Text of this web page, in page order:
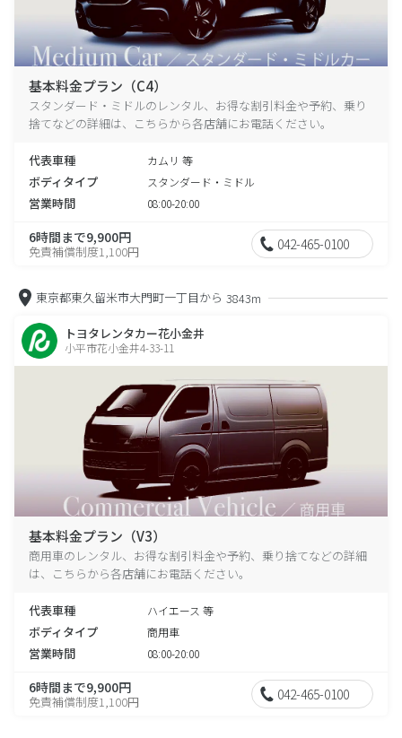
基本料金プラン（C4）
スタンダード・ミドルのレンタル、お得な割引料金や予約、乗り
捨てなどの詳細は、こちらから各店舗にお電話ください。
代表車種 カムリ 等
ボディタイプ スタンダード・ミドル
営業時間 08:00-20:00
6時間まで9,900円
免責補償制度1,100円 042-465-0100
東京都東久留米市大門町一丁目から 3843m
トヨタレンタカー花小金井
小平市花小金井4-33-11
基本料金プラン（V3）
商用車のレンタル、お得な割引料金や予約、乗り捨てなどの詳細
は、こちらから各店舗にお電話ください。
代表車種 ハイエース 等
ボディタイプ 商用車
営業時間 08:00-20:00
6時間まで9,900円
免責補償制度1,100円 042-465-0100